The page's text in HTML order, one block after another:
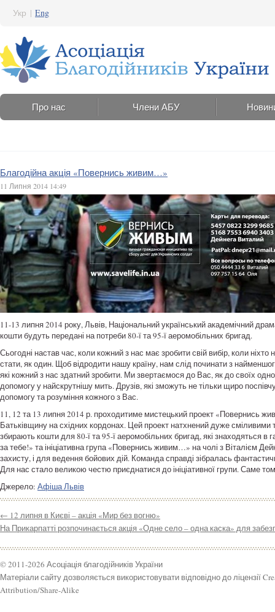
Укр | Eng
Про нас Члени АБУ
Благодійна акція «Повернись живим…»
11 Липня 2014 14:49
11-13 липня 2014 року, Львів, Національний український академічний
кошти будуть передані на потреби 80-ї та 95-ї аеромобільних бригад.
Сьогодні настав час, коли кожний з нас має зробити свій вибір, коли
стати, як один. Щоб відродити нашу країну, нам слід починати з
які кожний з нас здатний зробити. Ми звертаємося до Вас, як до своїх
допомогу у найскрутнішу мить. Друзів, які зможуть не тільки щиро
допомогу та розуміння кожного з Вас.
11, 12 та 13 липня 2014 р. проходитиме мистецький проект «Повернись
Батьківщину на східних кордонах. Цей проект натхнений дуже сміливими
збирають кошти для 80-ї та 95-ї аеромобільних бригад, які знаходяться
за тебе!» та ініціативна група «Повернись живим…» на чолі з Віталієм
захисту, і для ведення бойових дій. Команда справді зібралась
Для нас стало великою честю приєднатися до ініціативної групи. Саме
Джерело: Афіша Львів
← 12 липня в Києві – акція «Мир без вогню»
На Прикарпатті розпочинається акція «Одне село – одна каска» для
© 2011-2026 Асоціація благодійників України
Матеріали сайту дозволяється використовувати відповідно до ліцензії
Attribution/Share-Alike